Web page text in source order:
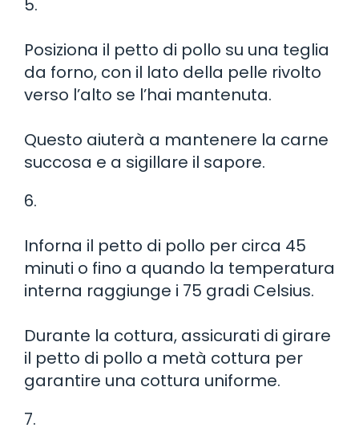
Posiziona il petto di pollo su una teglia
da forno, con il lato della pelle rivolto
verso l’alto se l’hai mantenuta.
Questo aiuterà a mantenere la carne
succosa e a sigillare il sapore.
6.
Inforna il petto di pollo per circa 45
minuti o fino a quando la temperatura
interna raggiunge i 75 gradi Celsius.
Durante la cottura, assicurati di girare
il petto di pollo a metà cottura per
garantire una cottura uniforme.
7.